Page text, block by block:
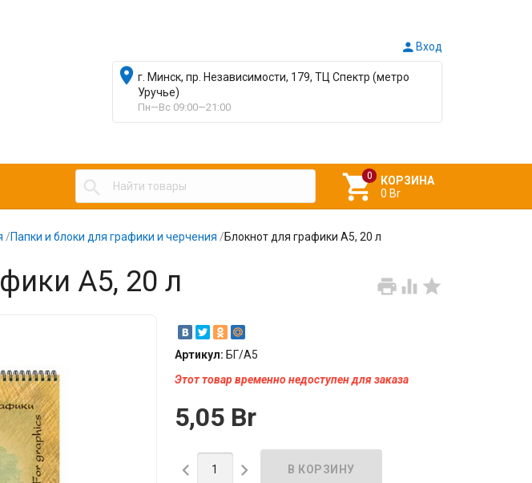
Вход
г. Минск, пр. Независимости, 179, ТЦ Спектр (метро
Уручье)
Пн—Вс 09:00—21:00
 
КОРЗИНА
0 Br
/Папки и блоки для графики и черчения /Блокнот для графики А5, 20 л
  
А5, 20 л
Артикул: БГ/А5
Этот товар временно недоступен для заказа
5,05 Br
 